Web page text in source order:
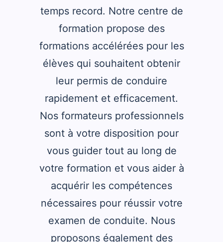
temps record. Notre centre de
formation propose des
formations accélérées pour les
élèves qui souhaitent obtenir
leur permis de conduire
rapidement et efficacement.
Nos formateurs professionnels
sont à votre disposition pour
vous guider tout au long de
votre formation et vous aider à
acquérir les compétences
nécessaires pour réussir votre
examen de conduite. Nous
proposons également des